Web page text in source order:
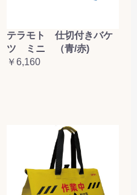
テラモト 仕切付きバケ
ツ ミニ （青/赤)
￥6,160